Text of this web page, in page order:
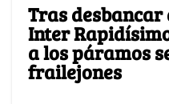
Tras
Inter
a los páramos
frailejones